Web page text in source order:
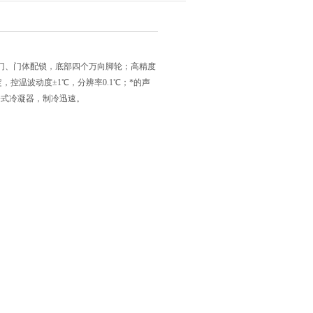
门体配锁，底部四个万向脚轮；高精度
控温波动度±1℃，分辨率0.1℃；*的声
冷凝器，制冷迅速。